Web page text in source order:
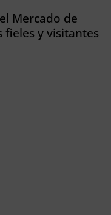
Mercado de
fieles y visitantes